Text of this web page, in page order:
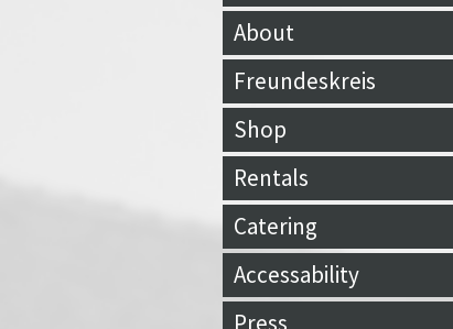
About
Freundeskreis
Shop
Rentals
Catering
Accessability
Press